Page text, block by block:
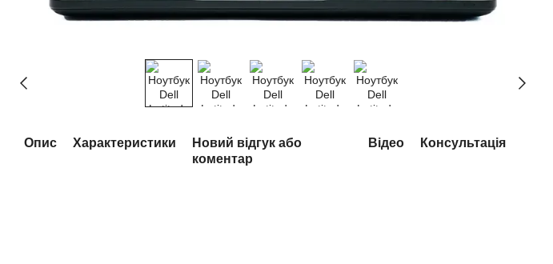
Опис Характеристики
Новий відгук або
коментар
Відео Консультація